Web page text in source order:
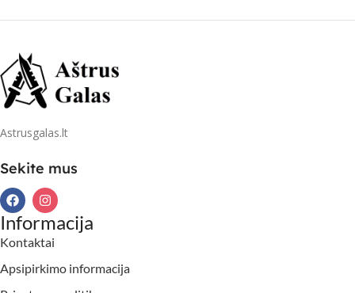
Astrusgalas.lt
Sekite mus
Informacija
Kontaktai
Apsipirkimo informacija